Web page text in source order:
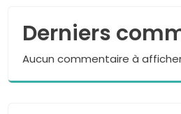
Derniers
Aucun commentaire à